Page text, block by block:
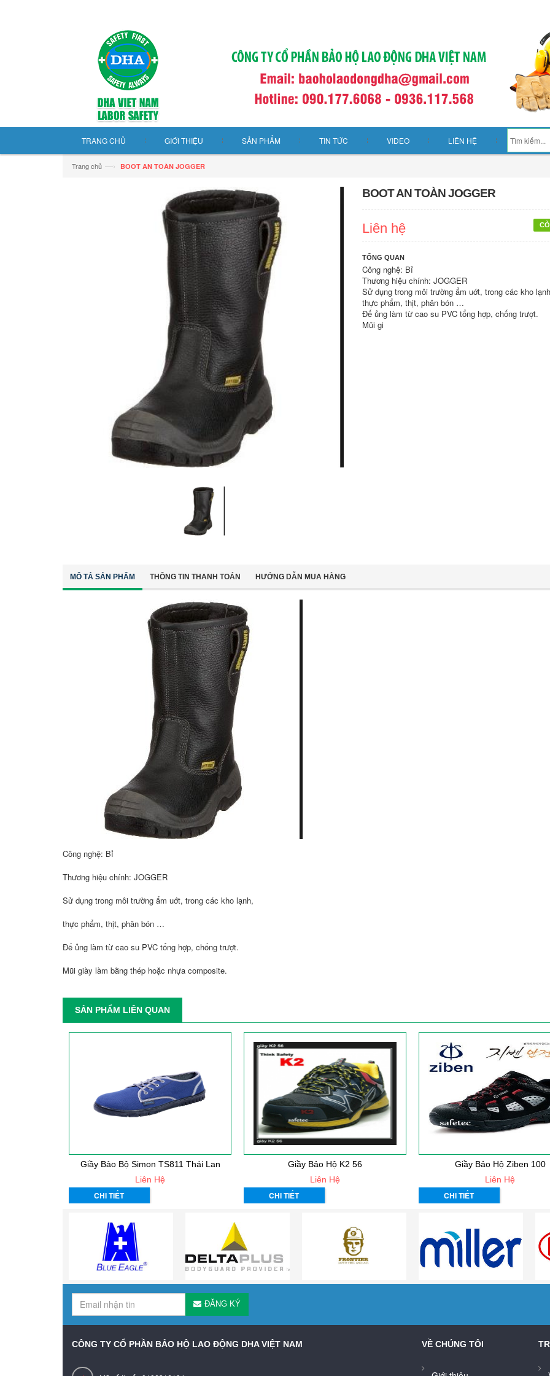
TRANG CHỦ GIỚI THIỆU SẢN PHẨM TIN TỨC VIDEO LIÊN HỆ
Trang chủ —› BOOT AN TOÀN JOGGER
BOOT AN TOÀN JOGGER
Liên hệ
TỔNG QUAN
Công nghệ: Bỉ
Thương hiệu chính: JOGGER
Sử dụng trong môi trường ẩm uớt, trong các kho
thực phẩm, thịt, phân bón …
Đế ủng làm từ cao su PVC tổng hợp, chống trượt.
Mũi gi
MÔ TẢ SẢN PHẨM THÔNG TIN THANH TOÁN HƯỚNG DẪN MUA HÀNG
Công nghệ: Bỉ
Thương hiệu chính: JOGGER
Sử dụng trong môi trường ẩm uớt, trong các kho lạnh,
thực phẩm, thịt, phân bón …
Đế ủng làm từ cao su PVC tổng hợp, chống trượt.
Mũi giày làm bằng thép hoặc nhựa composite.
SẢN PHẨM LIÊN QUAN
Giầy Bảo Bộ Simon TS811 Thái Lan
Liên Hệ
CHI TIẾT
Giầy Bảo Hộ K2 56
Liên Hệ
CHI TIẾT
Giầy Bảo Hộ Ziben 100
Liên Hệ
CHI TIẾT
ĐĂNG KÝ
CÔNG TY CỔ PHẦN BẢO HỘ LAO ĐỘNG DHA VIỆT NAM VỀ CHÚNG TÔI